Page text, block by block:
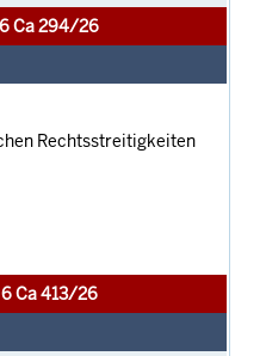
Ca 294/26
Rechtsstreitigkeiten
Ca 413/26